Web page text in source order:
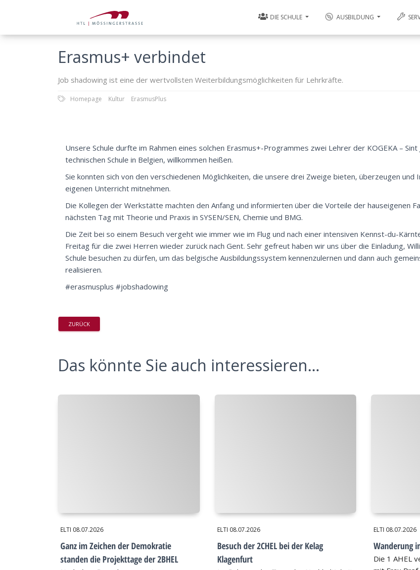
DIE SCHULE AUSBILDUNG
Erasmus+ verbindet
Job shadowing ist eine der wertvollsten Weiterbildungsmöglichkeiten für Lehrkräfte.
Homepage Kultur ErasmusPlus
Unsere Schule durfte im Rahmen eines solchen Erasmus+-Programmes zwei Lehrer der KOGEKA – Sint
technischen Schule in Belgien, willkommen heißen.
Sie konnten sich von den verschiedenen Möglichkeiten, die unsere drei Zweige bieten, überzeugen und
eigenen Unterricht mitnehmen.
Die Kollegen der Werkstätte machten den Anfang und informierten über die Vorteile der hauseigenen
nächsten Tag mit Theorie und Praxis in SYSEN/SEN, Chemie und BMG.
Die Zeit bei so einem Besuch vergeht wie immer wie im Flug und nach einer intensiven Kennst-du-
Freitag für die zwei Herren wieder zurück nach Gent. Sehr gefreut haben wir uns über die Einladung,
Schule besuchen zu dürfen, um das belgische Ausbildungssystem kennenzulernen und dann auch
realisieren.
#erasmusplus #jobshadowing
ZURÜCK
Das könnte Sie auch interessieren...
ELTI 08.07.2026
Ganz im Zeichen der Demokratie
standen die Projekttage der 2BHEL
ELTI 08.07.2026
Besuch der 2CHEL bei der Kelag
Klagenfurt
ELTI 08.07.2026
Wanderung
Die 1 AHEL